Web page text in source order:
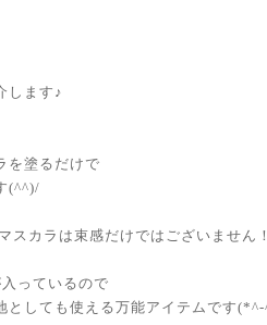
します♪
を塗るだけで
(^^)/
スカラは束感だけではございません！
っているので
としても使える万能アイテムです